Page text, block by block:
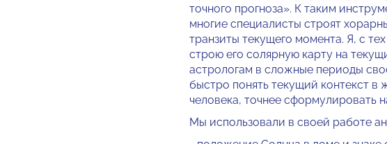
точного прогноза». К таким
многие специалисты строят
транзиты текущего момента. Я, с
строю его солярную карту на
астрологам в сложные периоды
быстро понять текущий контекст
человека, точнее сформулировать
Мы использовали в своей работе